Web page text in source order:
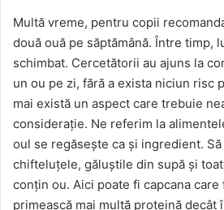
Multă vreme, pentru copii
două ouă pe săptămână. Între timp,
schimbat. Cercetătorii au ajuns la
un ou pe zi, fără a exista niciun risc
mai există un aspect care trebuie
considerație. Ne referim la
oul se regăsește ca și ingredient.
chifteluțele, găluștile din supă și
conțin ou. Aici poate fi capcana
primească mai multă proteină decât